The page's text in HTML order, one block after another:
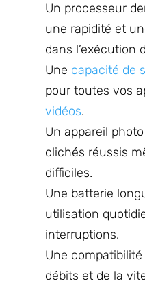
Un processeur
une rapidité et
dans l’exécution
Une capacité de
pour toutes vos
vidéos.
Un appareil
clichés réussis
difficiles.
Une batterie
utilisation
interruptions.
Une
débits et de la